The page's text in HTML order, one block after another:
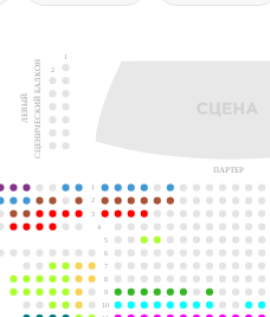
ЛЕВЫЙСЦЕНИЧЕСКИЙ БАЛКОН
ПАРТЕР
2
3
4
5
6
7
8
9
10
2